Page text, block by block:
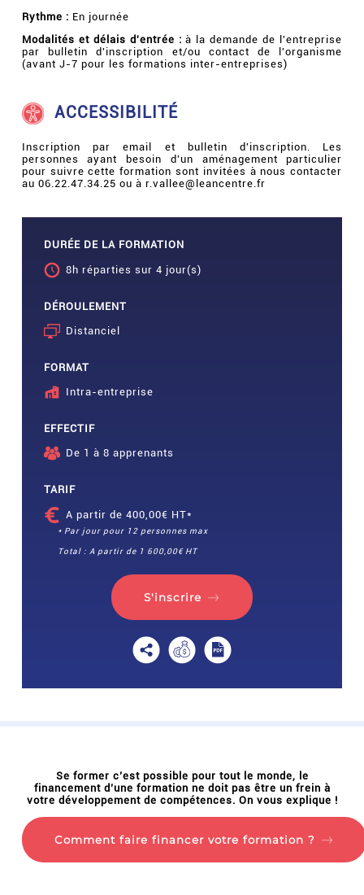
Rythme : En journée
Modalités et délais d'entrée : à la demande de l'entreprise
par bulletin d'inscription et/ou contact de l'organisme
(avant J-7 pour les formations inter-entreprises)
ACCESSIBILITÉ
Inscription par email et bulletin d'inscription. Les
personnes ayant besoin d'un aménagement particulier
pour suivre cette formation sont invitées à nous contacter
au 06.22.47.34.25 ou à r.vallee@leancentre.fr
DURÉE DE LA FORMATION
8h réparties sur 4 jour(s)
DÉROULEMENT
Distanciel
FORMAT
Intra-entreprise
EFFECTIF
De 1 à 8 apprenants
TARIF
A partir de 400,00€ HT*
* Par jour pour 12 personnes max
Total : A partir de 1 600,00€ HT
S'inscrire
Se former c’est possible pour tout le monde, le
financement d’une formation ne doit pas être un frein à
votre développement de compétences. On vous explique !
Comment faire financer votre formation ?